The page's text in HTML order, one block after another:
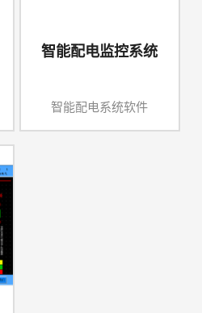
智能配电监控系统
智能配电系统软件